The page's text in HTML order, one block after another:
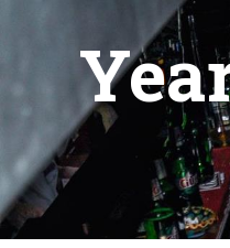
You are here: